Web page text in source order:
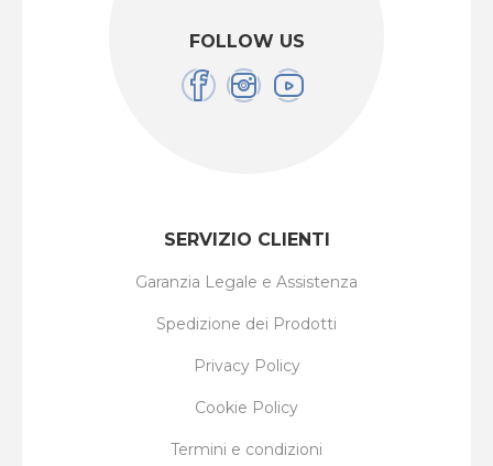
FOLLOW US
SERVIZIO CLIENTI
Garanzia Legale e Assistenza
Spedizione dei Prodotti
Privacy Policy
Cookie Policy
Termini e condizioni